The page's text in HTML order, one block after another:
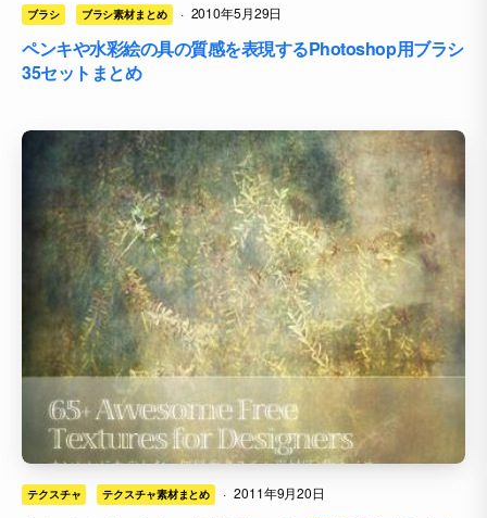
ブラシ ブラシ素材まとめ · 2010年5月29日
ペンキや水彩絵の具の質感を表現するPhotoshop用ブラシ
35セットまとめ
テクスチャ テクスチャ素材まとめ · 2011年9月20日